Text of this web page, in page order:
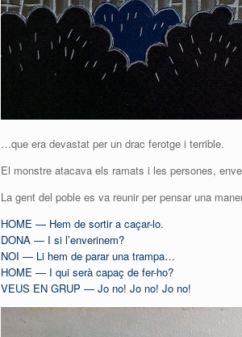
…que era devastat per un drac ferotge i terrible.
El monstre atacava els ramats i les persones,
La gent del poble es va reunir per pensar una
HOME — Hem de sortir a caçar-lo.
DONA — I si l’enverinem?
NOI — Li hem de parar una trampa…
HOME — I qui serà capaç de fer-ho?
VEUS EN GRUP — Jo no! Jo no! Jo no!